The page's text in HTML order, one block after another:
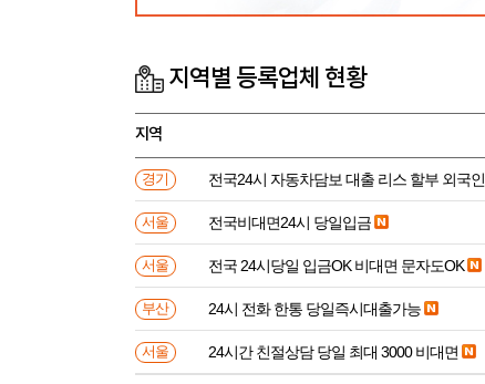
지역별 등록업체 현황
지역
경기 전국24시 자동차담보 대출 리스 할부 외국인
서울 전국비대면24시 당일입금
서울 전국 24시당일 입금OK 비대면 문자도OK
부산 24시 전화 한통 당일즉시대출가능
서울 24시간 친절상담 당일 최대 3000 비대면